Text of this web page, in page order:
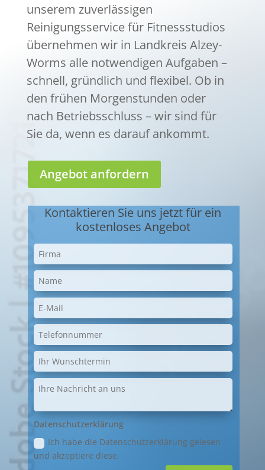
unserem zuverlässigen
Reinigungsservice für Fitnessstudios
übernehmen wir in Landkreis Alzey-
Worms alle notwendigen Aufgaben –
schnell, gründlich und flexibel. Ob in
den frühen Morgenstunden oder
nach Betriebsschluss – wir sind für
Sie da, wenn es darauf ankommt.
Angebot anfordern
Kontaktieren Sie uns jetzt für ein
kostenloses Angebot
Datenschutzerklärung
Ich habe die Datenschutzerklärung gelesen
und akzeptiere diese.